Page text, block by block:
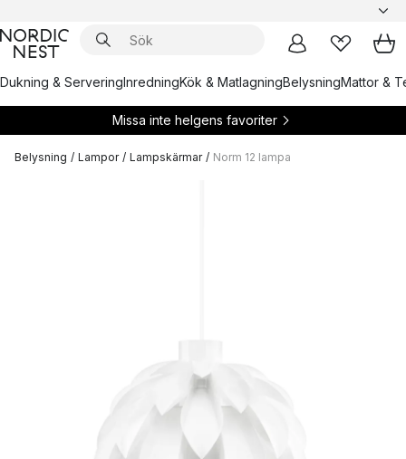
Dukning & ServeringInredningKök & MatlagningBelysningMattor &
Missa inte helgens favoriter
Belysning / Lampor / Lampskärmar / Norm 12 lampa